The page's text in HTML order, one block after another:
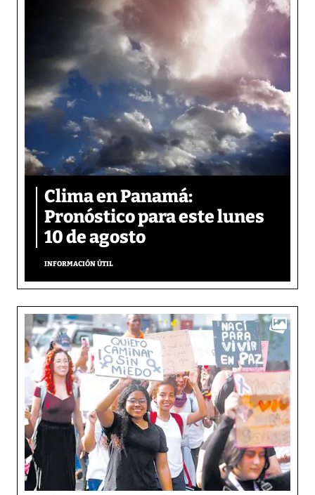
Clima en Panamá:
Pronóstico para este lunes
10 de agosto
INFORMACIÓN ÚTIL